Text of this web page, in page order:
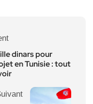
dinars pour
en Tunisie : tout